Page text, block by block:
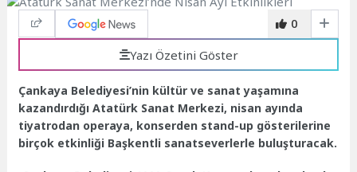
0
Yazı Özetini Göster
Çankaya Belediyesi’nin kültür ve sanat yaşamına
kazandırdığı Atatürk Sanat Merkezi, nisan ayında
tiyatrodan operaya, konserden stand-up gösterilerine
birçok etkinliği Başkentli sanatseverlerle buluşturacak.